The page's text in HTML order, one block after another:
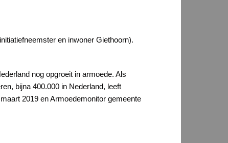
en inwoner Giethoorn).
nog opgroeit in armoede. Als
bijna 400.000 in Nederland, leeft
2019 en Armoedemonitor gemeente